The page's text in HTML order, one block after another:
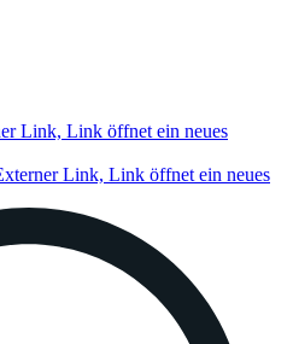
Link, Link öffnet ein neues
Link, Link öffnet ein neues